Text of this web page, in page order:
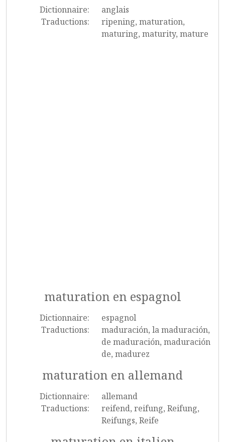
Dictionnaire:
anglais
Traductions:
ripening, maturation,
maturing, maturity, mature
maturation en espagnol
Dictionnaire:
espagnol
Traductions:
maduración, la maduración,
de maduración, maduración
de, madurez
maturation en allemand
Dictionnaire:
allemand
Traductions:
reifend, reifung, Reifung,
Reifungs, Reife